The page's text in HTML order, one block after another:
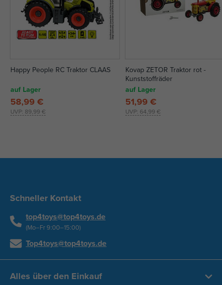
Happy People RC Traktor CLAAS
auf Lager
UVP: 89,99 €
58,99 €
Kovap ZETOR Traktor rot -
Kunststoffräder
auf Lager
UVP: 64,99 €
51,99 €
Schneller Kontakt
top4toys@top4toys.de
(Mo–Fr 9:00–15:00)
Top4toys@top4toys.de
Alles über den Einkauf